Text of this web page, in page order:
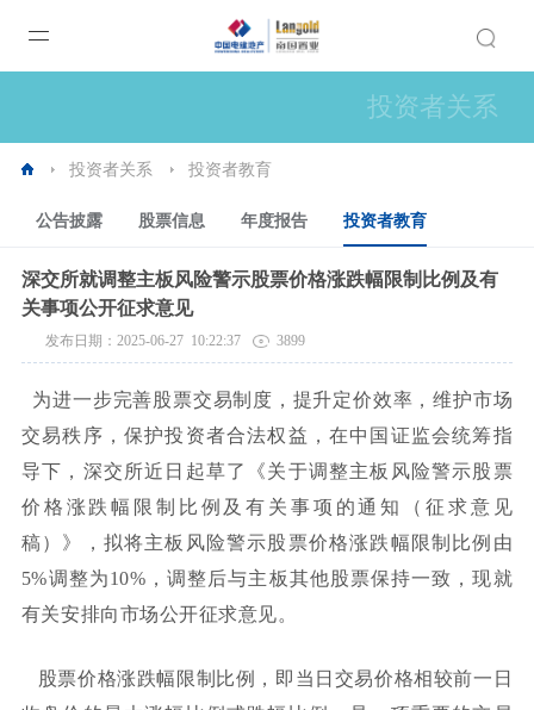
投资者关系
投资者关系 投资者教育
公告披露 股票信息 年度报告 投资者教育
深交所就调整主板风险警示股票价格涨跌幅限制比例及有
关事项公开征求意见
发布日期：2025-06-27 10:22:37 3899
为进一步完善股票交易制度，提升定价效率，维护市场
交易秩序，保护投资者合法权益，在中国证监会统筹指
导下，深交所近日起草了《关于调整主板风险警示股票
价格涨跌幅限制比例及有关事项的通知
（征求意见
稿） 》，拟将主板风险警示股票价格涨跌幅限制比例由
5%调整为10%，调整后与主板其他股票保持一致，现就
有关安排向市场公开征求意见。
股票价格涨跌幅限制比例，即当日交易价格相较前一日